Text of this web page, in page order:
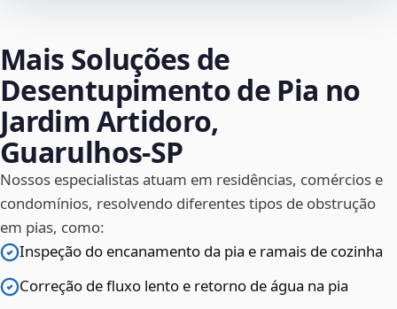
Mais Soluções de
Desentupimento de Pia no
Jardim Artidoro,
Guarulhos‑SP
Nossos especialistas atuam em residências, comércios e
condomínios, resolvendo diferentes tipos de obstrução
em pias, como:
Inspeção do encanamento da pia e ramais de cozinha
Correção de fluxo lento e retorno de água na pia